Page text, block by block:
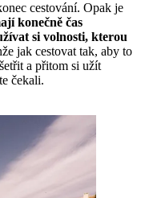
cestování. Opak je
konečně čas
si volnosti, kterou
jak cestovat tak, aby to
a přitom si užít
čekali.